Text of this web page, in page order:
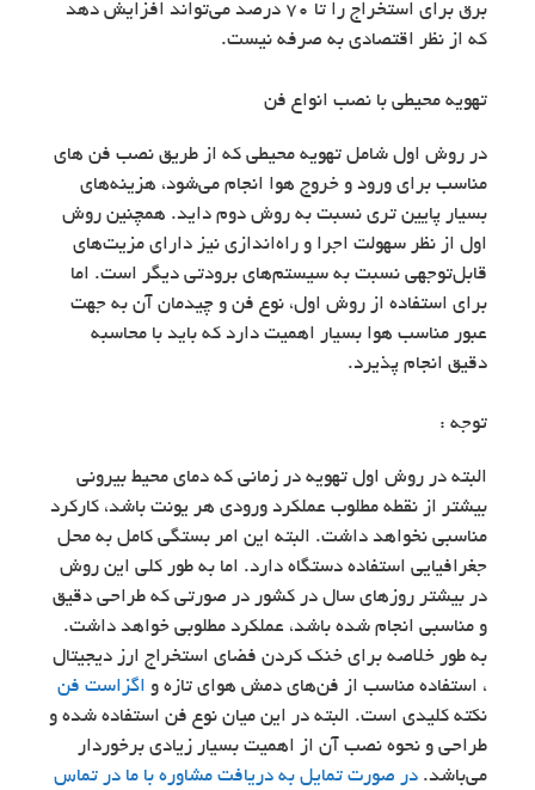
برق برای استخراج را تا 70 درصد می‌تواند افزایش دهد
که از نظر اقتصادی به صرفه نیست.
تهویه محیطی با نصب انواع فن
در روش اول شامل تهویه محیطی که از طریق نصب فن‌ های
مناسب برای ورود و خروج هوا انجام می‌شود، هزینه‌های
بسیار پایین تری نسبت به روش دوم داید. همچنین روش
اول از نظر سهولت اجرا و راه‌اندازی نیز دارای مزیت‌های
قابل‌توجهی نسبت به سیستم‌های برودتی دیگر است. اما
برای استفاده از روش اول، نوع فن و چیدمان آن به جهت
عبور مناسب هوا بسیار اهمیت دارد که باید با محاسبه
دقیق انجام پذیرد.
توجه :
البته در روش اول تهویه در زمانی که دمای محیط بیرونی
بیشتر از نقطه مطلوب عملکرد ورودی هر یونت باشد، کارکرد
مناسبی نخواهد داشت. البته این امر بستگی کامل به محل
جغرافیایی استفاده دستگاه دارد. اما به طور کلی این روش
در بیشتر روزهای سال در کشور در صورتی که طراحی دقیق
و مناسبی انجام شده باشد، عملکرد مطلوبی خواهد داشت.
به طور خلاصه برای خنک کردن فضای استخراج ارز دیجیتال
، استفاده مناسب از فن‌های دمش هوای تازه و اگزاست فن
نکته کلیدی است. البته در این میان نوع فن استفاده شده و
طراحی و نحوه نصب آن از اهمیت بسیار زیادی برخوردار
می‌باشد. در صورت تمایل به دریافت مشاوره با ما در تماس